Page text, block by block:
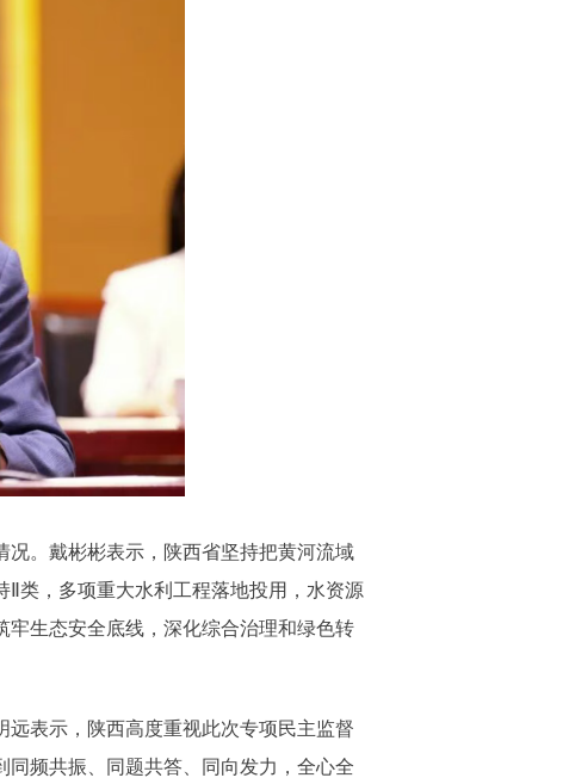
况。戴彬彬表示，陕西省坚持把黄河流域
类，多项重大水利工程落地投用，水资源
生态安全底线，深化综合治理和绿色转
表示，陕西高度重视此次专项民主监督
频共振、同题共答、同向发力，全心全